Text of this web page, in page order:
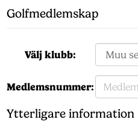
Golfmedlemskap
Välj klubb:
Medlemsnummer:
Ytterligare information